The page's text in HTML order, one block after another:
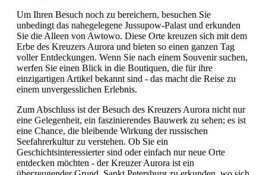
Um Ihren Besuch noch zu bereichern, besuchen Sie
unbedingt das nahegelegene Jussupow-Palast und erkunden
Sie die Alleen von Awtowo. Diese Orte kreuzen sich mit dem
Erbe des Kreuzers Aurora und bieten so einen ganzen Tag
voller Entdeckungen. Wenn Sie nach einem Souvenir suchen,
werfen Sie einen Blick in die Boutiquen, die für ihre
einzigartigen Artikel bekannt sind - das macht die Reise zu
einem unvergesslichen Erlebnis.
Zum Abschluss ist der Besuch des Kreuzers Aurora nicht nur
eine Gelegenheit, ein faszinierendes Bauwerk zu sehen; es ist
eine Chance, die bleibende Wirkung der russischen
Seefahrerkultur zu verstehen. Ob Sie ein
Geschichtsinteressierter sind oder einfach nur neue Orte
entdecken möchten - der Kreuzer Aurora ist ein